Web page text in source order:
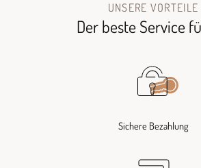
UNSERE VORTEILE
Der beste Service
Sichere Bezahlung